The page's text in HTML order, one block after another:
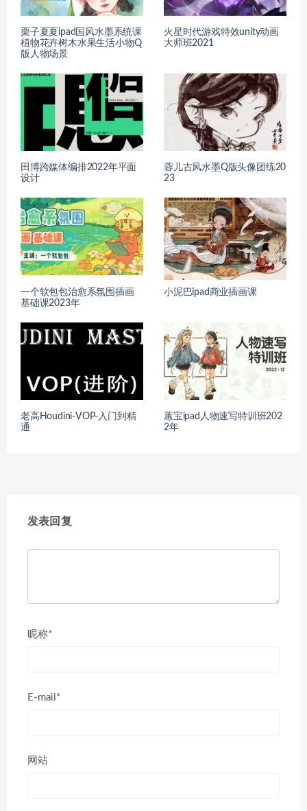
栗子夏夏ipad国风水墨系统课
植物花卉树木水果生活小物Q
版人物场景
火星时代游戏特效unity动画
大师班2021
田博跨媒体编排2022年平面
设计
蓉儿古风水墨Q版头像团练20
23
一个软包包治愈系氛围插画
基础课2023年
小泥巴ipad商业插画课
老高Houdini-VOP-入门到精
通
蕙宝ipad人物速写特训班202
2年
发表回复
昵称*
E-mail*
网站